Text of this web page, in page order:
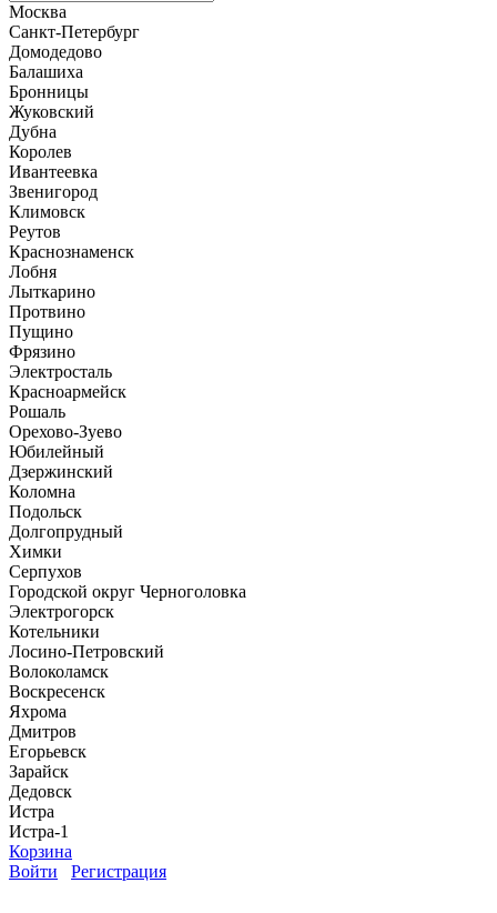
Москва
Санкт-Петербург
Домодедово
Балашиха
Бронницы
Жуковский
Дубна
Королев
Ивантеевка
Звенигород
Климовск
Реутов
Краснознаменск
Лобня
Лыткарино
Протвино
Пущино
Фрязино
Электросталь
Красноармейск
Рошаль
Орехово-Зуево
Юбилейный
Дзержинский
Коломна
Подольск
Долгопрудный
Химки
Серпухов
Городской округ Черноголовка
Электрогорск
Котельники
Лосино-Петровский
Волоколамск
Воскресенск
Яхрома
Дмитров
Егорьевск
Зарайск
Дедовск
Истра
Истра-1
Корзина
Войти
Регистрация